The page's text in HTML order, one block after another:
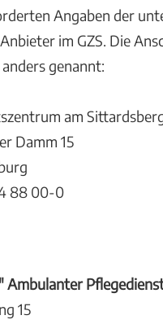
Angaben der
im GZS. Die
genannt:
am
Damm 15
88 00-0
Ambulanter
15